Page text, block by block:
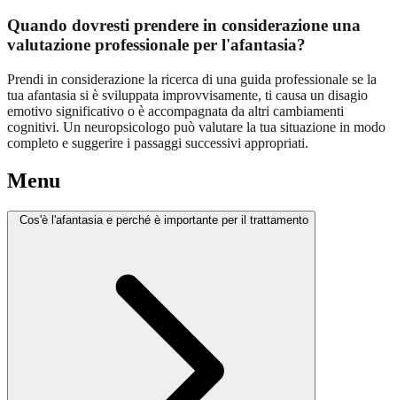
Quando dovresti prendere in considerazione una
valutazione professionale per l'afantasia?
Prendi in considerazione la ricerca di una guida professionale se la
tua afantasia si è sviluppata improvvisamente, ti causa un disagio
emotivo significativo o è accompagnata da altri cambiamenti
cognitivi. Un neuropsicologo può valutare la tua situazione in modo
completo e suggerire i passaggi successivi appropriati.
Menu
Cos'è l'afantasia e perché è importante per il trattamento